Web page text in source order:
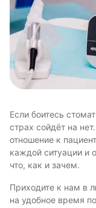
Если боитесь
страх сойдёт на
отношение к
каждой ситуации и
что, как и зачем.
Приходите к нам в
на удобное время